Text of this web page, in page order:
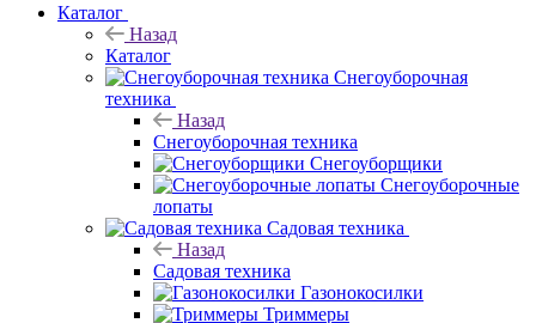
Каталог
Назад
Каталог
Снегоуборочная
техника
Назад
Снегоуборочная техника
Снегоуборщики
Снегоуборочные
лопаты
Садовая техника
Назад
Садовая техника
Газонокосилки
Триммеры